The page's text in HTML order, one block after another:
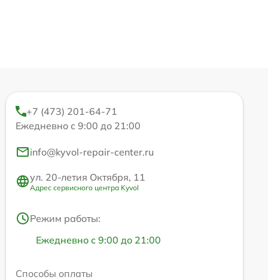
+7 (473) 201-64-71
Ежедневно с 9:00 до 21:00
info@kyvol-repair-center.ru
ул. 20-летия Октября, 11
Адрес сервисного центра Kyvol
Режим работы:
Ежедневно с 9:00 до 21:00
Способы оплаты